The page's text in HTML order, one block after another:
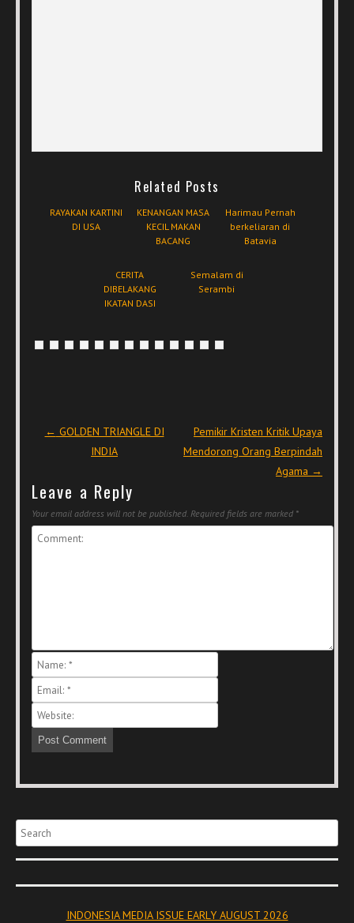
Related Posts
RAYAKAN KARTINI
DI USA
KENANGAN MASA
KECIL MAKAN
BACANG
Harimau Pernah
berkeliaran di
Batavia
CERITA
DIBELAKANG
IKATAN DASI
Semalam di
Serambi
Post navigation
← GOLDEN TRIANGLE DI
INDIA
Pemikir Kristen Kritik Upaya
Mendorong Orang Berpindah
Agama →
Leave a Reply
Your email address will not be published. Required fields are marked *
Search
INDONESIA MEDIA ISSUE EARLY AUGUST 2026